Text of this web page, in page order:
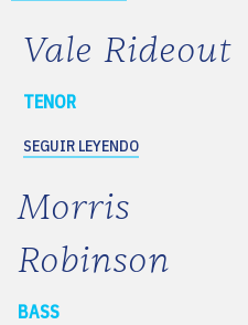
Vale Rideout
TENOR
SEGUIR LEYENDO
Morris
Robinson
BASS